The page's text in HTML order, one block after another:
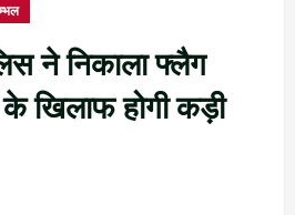
ने निकाला फ्लैग
के खिलाफ होगी कड़ी